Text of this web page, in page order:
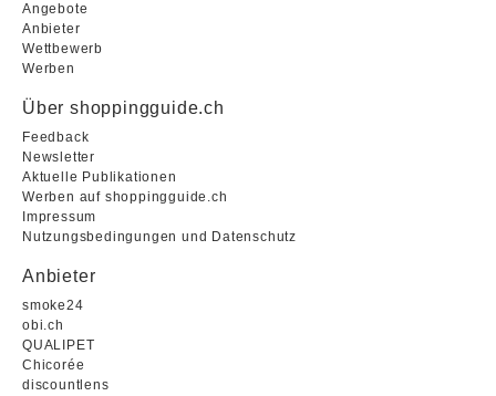
Angebote
Anbieter
Wettbewerb
Werben
Über shoppingguide.ch
Feedback
Newsletter
Aktuelle Publikationen
Werben auf shoppingguide.ch
Impressum
Nutzungsbedingungen und Datenschutz
Anbieter
smoke24
obi.ch
QUALIPET
Chicorée
discountlens